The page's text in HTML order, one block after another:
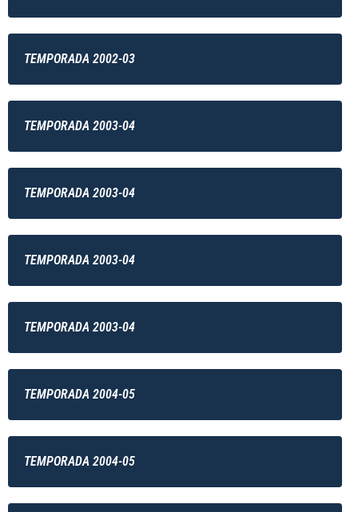
TEMPORADA 2002-03
TEMPORADA 2003-04
TEMPORADA 2003-04
TEMPORADA 2003-04
TEMPORADA 2003-04
TEMPORADA 2004-05
TEMPORADA 2004-05